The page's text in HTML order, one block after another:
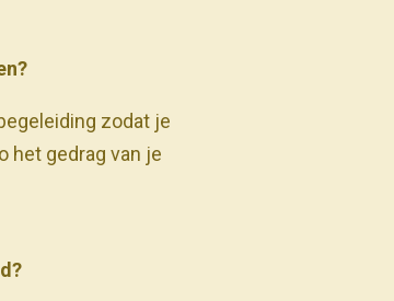
zodat je
het gedrag van je